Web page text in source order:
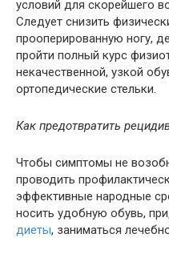
условий для скорейшего
Следует снизить
прооперированную ногу,
пройти полный курс
некачественной, узкой
ортопедические стельки.
Как предотвратить
Чтобы симптомы не
проводить
эффективные народные
носить удобную обувь,
диеты, заниматься